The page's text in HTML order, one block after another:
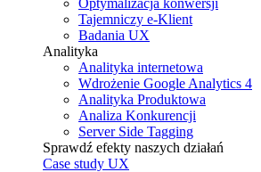
Optymalizacja konwersji
Tajemniczy e-Klient
Badania UX
Analityka
Analityka internetowa
Wdrożenie Google Analytics 4
Analityka Produktowa
Analiza Konkurencji
Server Side Tagging
Sprawdź efekty naszych działań
Case study UX